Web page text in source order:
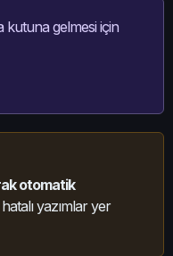
gelmesi için
otomatik
yazımlar yer